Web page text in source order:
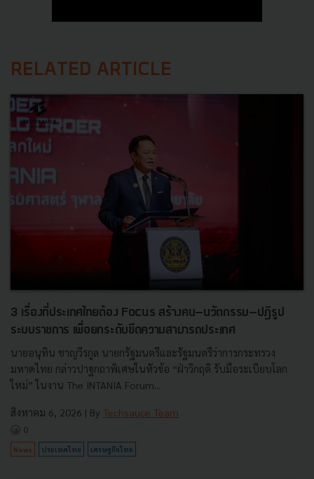
RELATED ARTICLE
3 เรื่องที่ประเทศไทยต้อง Focus สร้างคน–นวัตกรรม–ปฏิรูป
ระบบราชการ เพื่อยกระดับขีดความสามารถประเทศ
นายอนุทิน ชาญวีรกูล นายกรัฐมนตรีและรัฐมนตรีว่าการกระทรวง
มหาดไทย กล่าวปาฐกถาพิเศษในหัวข้อ “ฝ่าวิกฤติ รับมือระเบียบโลก
ใหม่” ในงาน The INTANIA Forum...
สิงหาคม 6, 2026 | By Techsauce Team
0
News ประเทศไทย เศรษฐกิจไทย